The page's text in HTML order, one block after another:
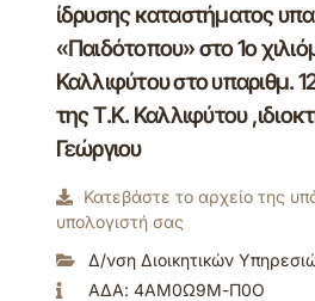
ίδρυσης καταστήματος
«Παιδότοπου» στο 1ο
Καλλιφύτου στο υπαριθμ.
της Τ.Κ. Καλλιφύτου
Γεώργιου
Κατεβάστε το αρχείο της
υπολογιστή σας
Δ/νση Διοικητικών
ΑΔΑ: 4ΑΜ0Ω9Μ-Π0Ο